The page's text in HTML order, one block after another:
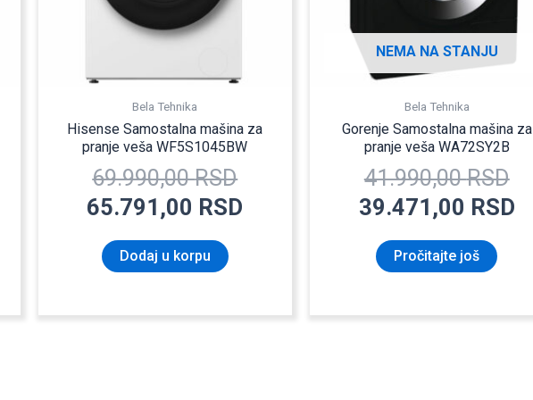
Bela Tehnika
Hisense Samostalna mašina za
pranje veša WF5S1045BW
69.990,00RSD
65.791,00 RSD
Dodaj u korpu
NEMA NA STANJU
Bela Tehnika
Gorenje Samostalna mašina za
pranje veša WA72SY2B
41.990,00RSD
39.471,00 RSD
Pročitajte još